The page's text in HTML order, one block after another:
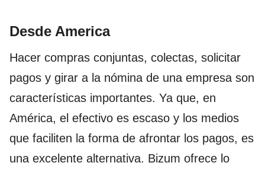
Desde America
Hacer compras conjuntas, colectas, solicitar
pagos y girar a la nómina de una empresa son
características importantes. Ya que, en
América, el efectivo es escaso y los medios
que faciliten la forma de afrontar los pagos, es
una excelente alternativa. Bizum ofrece lo